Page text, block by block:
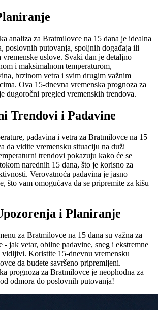
analiza za Bratmilovce na 15 dana je idealna
poslovnih putovanja, spoljnih događaja ili
vremenske uslove. Svaki dan je detaljno
i maksimalnom temperaturom,
brzinom vetra i svim drugim važnim
Ova 15-dnevna vremenska prognoza za
dugoročni pregled vremenskih trendova.
Trendovi i Padavine
padavina i vetra za Bratmilovce na 15
da vidite vremensku situaciju na duži
trendovi pokazuju kako će se
narednih 15 dana, što je korisno za
Verovatnoća padavina je jasno
što vam omogućava da se pripremite za kišu
i Planiranje
za Bratmilovce na 15 dana su važna za
- jak vetar, obilne padavine, sneg i ekstremne
vidljivi. Koristite 15-dnevnu vremensku
da budete savršeno pripremljeni.
prognoza za Bratmilovce je neophodna za
odmora do poslovnih putovanja!